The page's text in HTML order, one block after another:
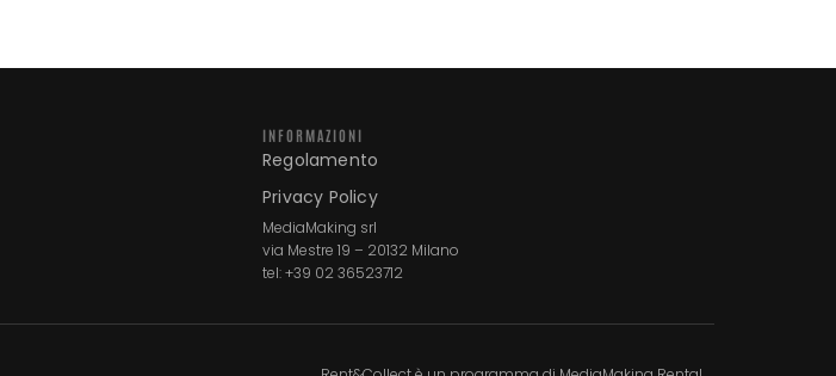
INFORMAZIONI
Regolamento
Privacy Policy
MediaMaking srl
via Mestre 19 – 20132 Milano
tel: +39 02 36523712